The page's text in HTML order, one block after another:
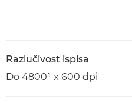
Razlučivost ispisa
Do 4800¹ x 600 dpi